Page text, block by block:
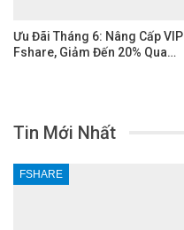
Ưu Đãi Tháng 6: Nâng Cấp VIP
Fshare, Giảm Đến 20% Qua…
Tin Mới Nhất
FSHARE